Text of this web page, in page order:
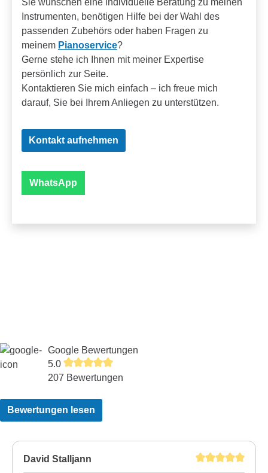
Instrumenten, benötigen Hilfe bei der Wahl des
passenden Zubehörs oder haben Fragen zu
meinem Pianoservice?
Gerne stehe ich Ihnen mit meiner Expertise
persönlich zur Seite.
Kontaktieren Sie mich einfach – ich freue mich
darauf, Sie bei Ihrem Anliegen zu unterstützen.
Kontakt aufnehmen
WhatsApp
Google Bewertungen
5.0
207 Bewertungen
Bewertungen lesen
David Stalljann